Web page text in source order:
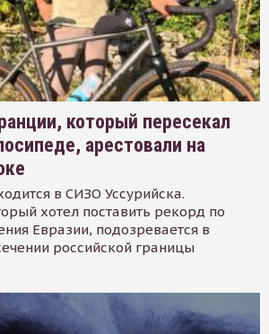
который пересекал
арестовали на
в СИЗО Уссурийска.
хотел поставить рекорд по
Евразии, подозревается в
российской границы